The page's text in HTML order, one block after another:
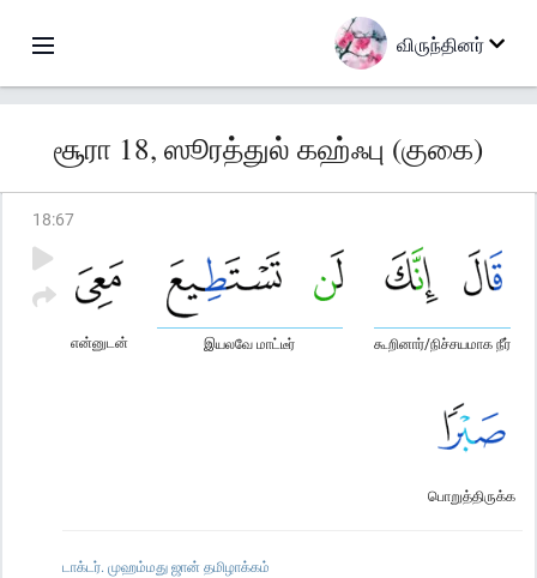
விருந்தினர்
சூரா 18, ஸூரத்துல் கஹ்ஃபு (குகை)
18:67
கூறினார்/நிச்சயமாக நீர்
இயலவே மாட்டீர்
என்னுடன்
பொறுத்திருக்க
டாக்டர். முஹம்மது ஜான் தமிழாக்கம்